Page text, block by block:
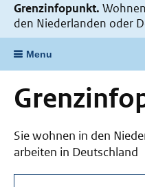
Grenzinfopunkt.
den Niederlanden oder
Menu
Sie wohnen in den
arbeiten in Deutschland